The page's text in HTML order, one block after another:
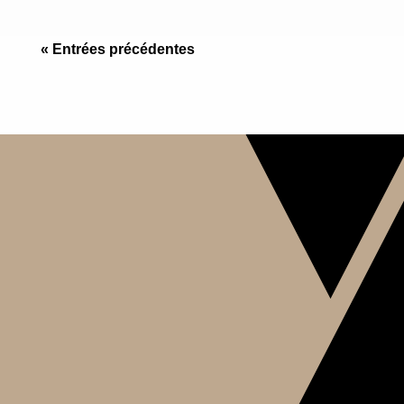
« Entrées précédentes